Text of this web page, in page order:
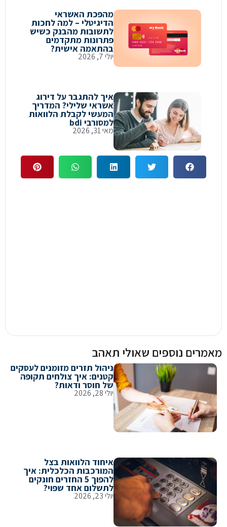
מהפכת האשראי
הדיגיטלי – למה לחכות
לתשובות מהבנק כשיש
פתרונות מתקדמים
בהתאמה אישית?
איך להתגבר על דירוג
אשראי שלילי? המדריך
המעשי לקבלת הלוואות
למסורבי bdi
מאי 31, 2026
נוספים שאולי תאהב
ניהול תזרים מזומנים לעסקים
קטנים: איך צולחים תקופה
של חוסר ודאות?
יולי 28, 2026
איחוד הלוואות בצל
המורכבות הכלכלית: איך
להפוך 5 החזרים חונקים
לתשלום אחד שפוי?